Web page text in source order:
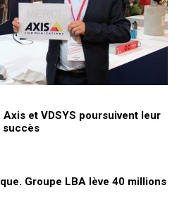
et VDSYS poursuivent leur
succès
Groupe LBA lève 40 millions